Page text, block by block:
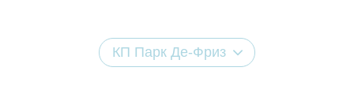
КП Парк Де-Фриз